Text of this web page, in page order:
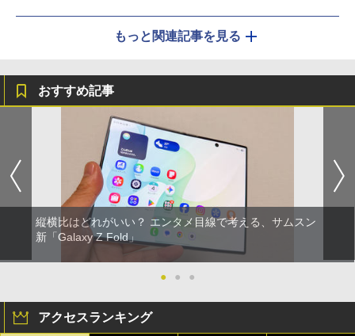
もっと関連記事を見る
おすすめ記事
縦横比はどれがいい？ エンタメ目線で考える、サムスン
新「Galaxy Z Fold」
● ● ●
アクセスランキング